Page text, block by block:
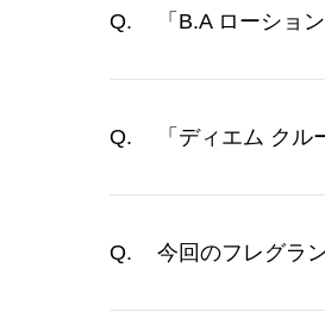
「B.A ローショ
「ディエム ク
今回のフレグラ